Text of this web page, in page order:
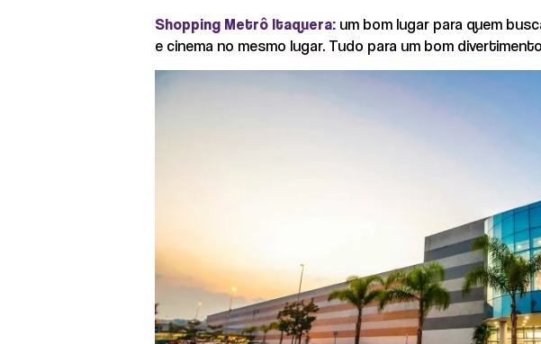
Shopping Metrô Itaquera: um bom lugar para quem
e cinema no mesmo lugar. Tudo para um bom